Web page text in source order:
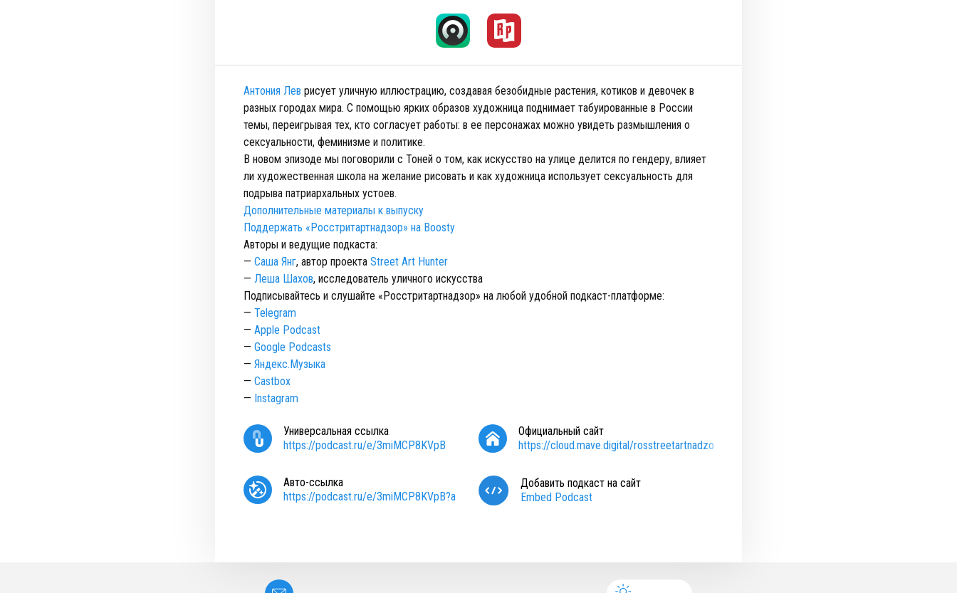
Антония Лев рисует уличную иллюстрацию, создавая безобидные растения, котиков и девочек в
разных городах мира. С помощью ярких образов художница поднимает табуированные в России
темы, переигрывая тех, кто согласует работы: в ее персонажах можно увидеть размышления о
сексуальности, феминизме и политике.
В новом эпизоде мы поговорили с Тоней о том, как искусство на улице делится по гендеру, влияет
ли художественная школа на желание рисовать и как художница использует сексуальность для
подрыва патриархальных устоев.
Дополнительные материалы к выпуску
Поддержать «Росстритартнадзор» на Boosty
Авторы и ведущие подкаста:
— Саша Янг, автор проекта Street Art Hunter
— Леша Шахов, исследователь уличного искусства
Подписывайтесь и слушайте «Росстритартнадзор» на любой удобной подкаст-платформе:
— Telegram
— Apple Podcast
— Google Podcasts
— Яндекс.Музыка
— Castbox
— Instagram
Универсальная ссылка
https://podcast.ru/e/3miMCP8KVpB
Официальный сайт
https://cloud.mave.digital/rosstreetartnadzor.ru
Авто-ссылка
https://podcast.ru/e/3miMCP8KVpB?a
Добавить подкаст на сайт
Embed Podcast